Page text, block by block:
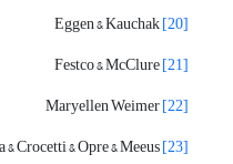
[20]
[21]
[22]
[23]